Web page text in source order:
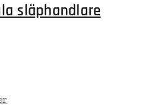
släphandlare